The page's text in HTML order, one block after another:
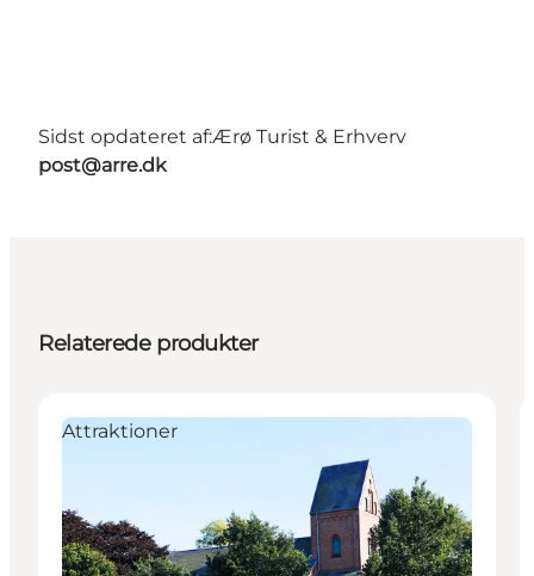
Sidst opdateret af:Ærø Turist & Erhverv
post@arre.dk
Relaterede produkter
Attraktioner